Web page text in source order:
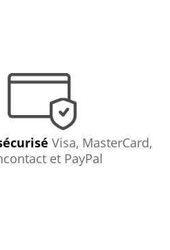
Visa, MasterCard,
et PayPal